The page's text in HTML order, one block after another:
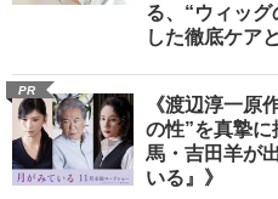
る、“ウィッ
した徹底ケア
PR
《渡辺淳一原
の性”を真摯
馬・吉田羊が
いる』》